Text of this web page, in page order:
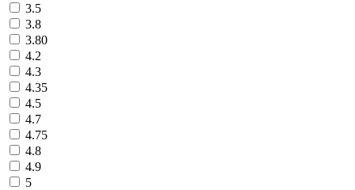
3.5
3.8
3.80
4.2
4.3
4.35
4.5
4.7
4.75
4.8
4.9
5